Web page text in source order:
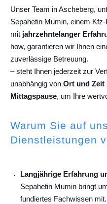
Unser Team in Ascheberg,
Sepahetin Mumin, einem
mit jahrzehntelanger
how, garantieren wir Ihnen
zuverlässige Betreuung.
– steht Ihnen jederzeit zur
unabhängig von Ort und Zeit
Mittagspause, um Ihre
Warum Sie auf
Dienstleistungen
Langjährige Erfahrung
Sepahetin Mumin bringt
fundiertes Fachwissen mit.